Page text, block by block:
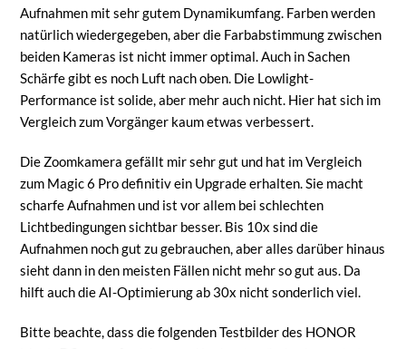
Aufnahmen mit sehr gutem Dynamikumfang. Farben werden
natürlich wiedergegeben, aber die Farbabstimmung zwischen
beiden Kameras ist nicht immer optimal. Auch in Sachen
Schärfe gibt es noch Luft nach oben. Die Lowlight-
Performance ist solide, aber mehr auch nicht. Hier hat sich im
Vergleich zum Vorgänger kaum etwas verbessert.
Die Zoomkamera gefällt mir sehr gut und hat im Vergleich
zum Magic 6 Pro definitiv ein Upgrade erhalten. Sie macht
scharfe Aufnahmen und ist vor allem bei schlechten
Lichtbedingungen sichtbar besser. Bis 10x sind die
Aufnahmen noch gut zu gebrauchen, aber alles darüber hinaus
sieht dann in den meisten Fällen nicht mehr so gut aus. Da
hilft auch die AI-Optimierung ab 30x nicht sonderlich viel.
Bitte beachte, dass die folgenden Testbilder des HONOR